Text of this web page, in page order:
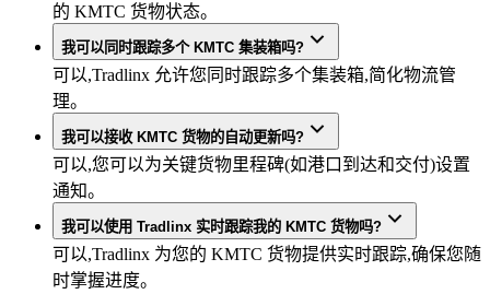
的 KMTC 货物状态。
我可以同时跟踪多个 KMTC 集装箱吗?
可以,Tradlinx 允许您同时跟踪多个集装箱,简化物流管
理。
我可以接收 KMTC 货物的自动更新吗?
可以,您可以为关键货物里程碑(如港口到达和交付)设置
通知。
我可以使用 Tradlinx 实时跟踪我的 KMTC 货物吗?
可以,Tradlinx 为您的 KMTC 货物提供实时跟踪,确保您随
时掌握进度。